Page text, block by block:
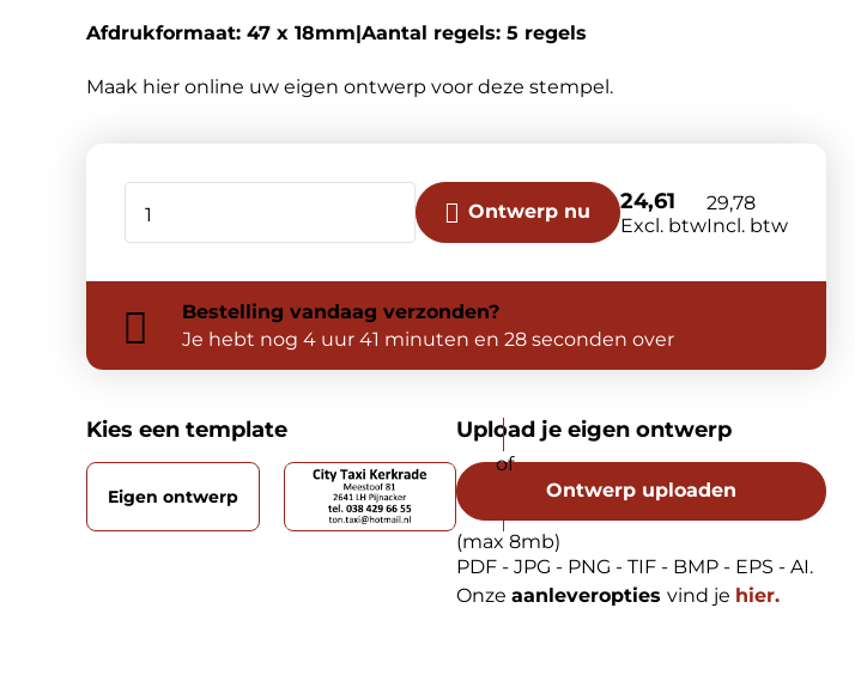
Afdrukformaat: 47 x 18mm Aantal regels: 5 regels
Maak hier online uw eigen ontwerp voor deze stempel.
Ontwerp nu 24,61
Excl. btw
29,78
Incl. btw
Bestelling vandaag verzonden?
Je hebt nog 4 uur 41 minuten en 28 seconden over
Kies een template
Eigen ontwerp
Upload je eigen ontwerp
Ontwerp uploaden
(max 8mb)
PDF - JPG - PNG - TIF - BMP - EPS - AI.
Onze aanleveropties vind je hier.